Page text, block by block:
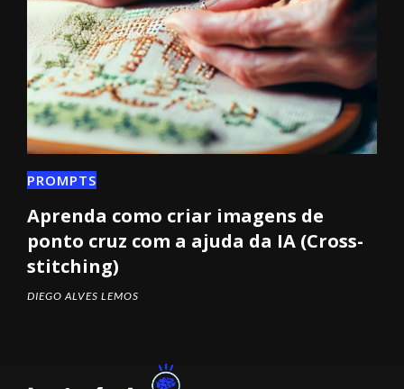
PROMPTS
Aprenda como criar imagens de
ponto cruz com a ajuda da IA (Cross-
stitching)
DIEGO ALVES LEMOS